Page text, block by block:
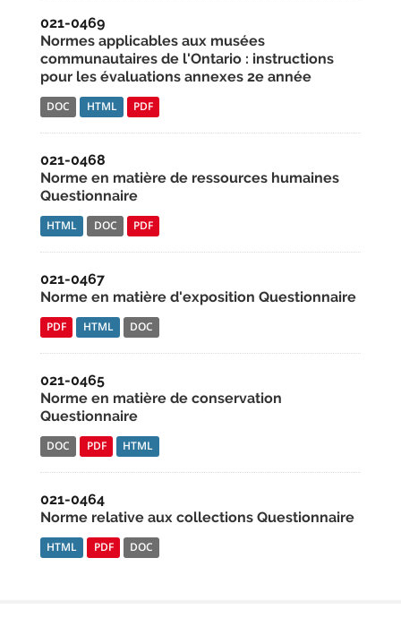
021-0469
Normes applicables aux musées
communautaires de l'Ontario : instructions
pour les évaluations annexes 2e année
DOC HTML PDF
021-0468
Norme en matière de ressources humaines
Questionnaire
HTML DOC PDF
021-0467
Norme en matière d'exposition Questionnaire
PDF HTML DOC
021-0465
Norme en matière de conservation
Questionnaire
DOC PDF HTML
021-0464
Norme relative aux collections Questionnaire
HTML PDF DOC